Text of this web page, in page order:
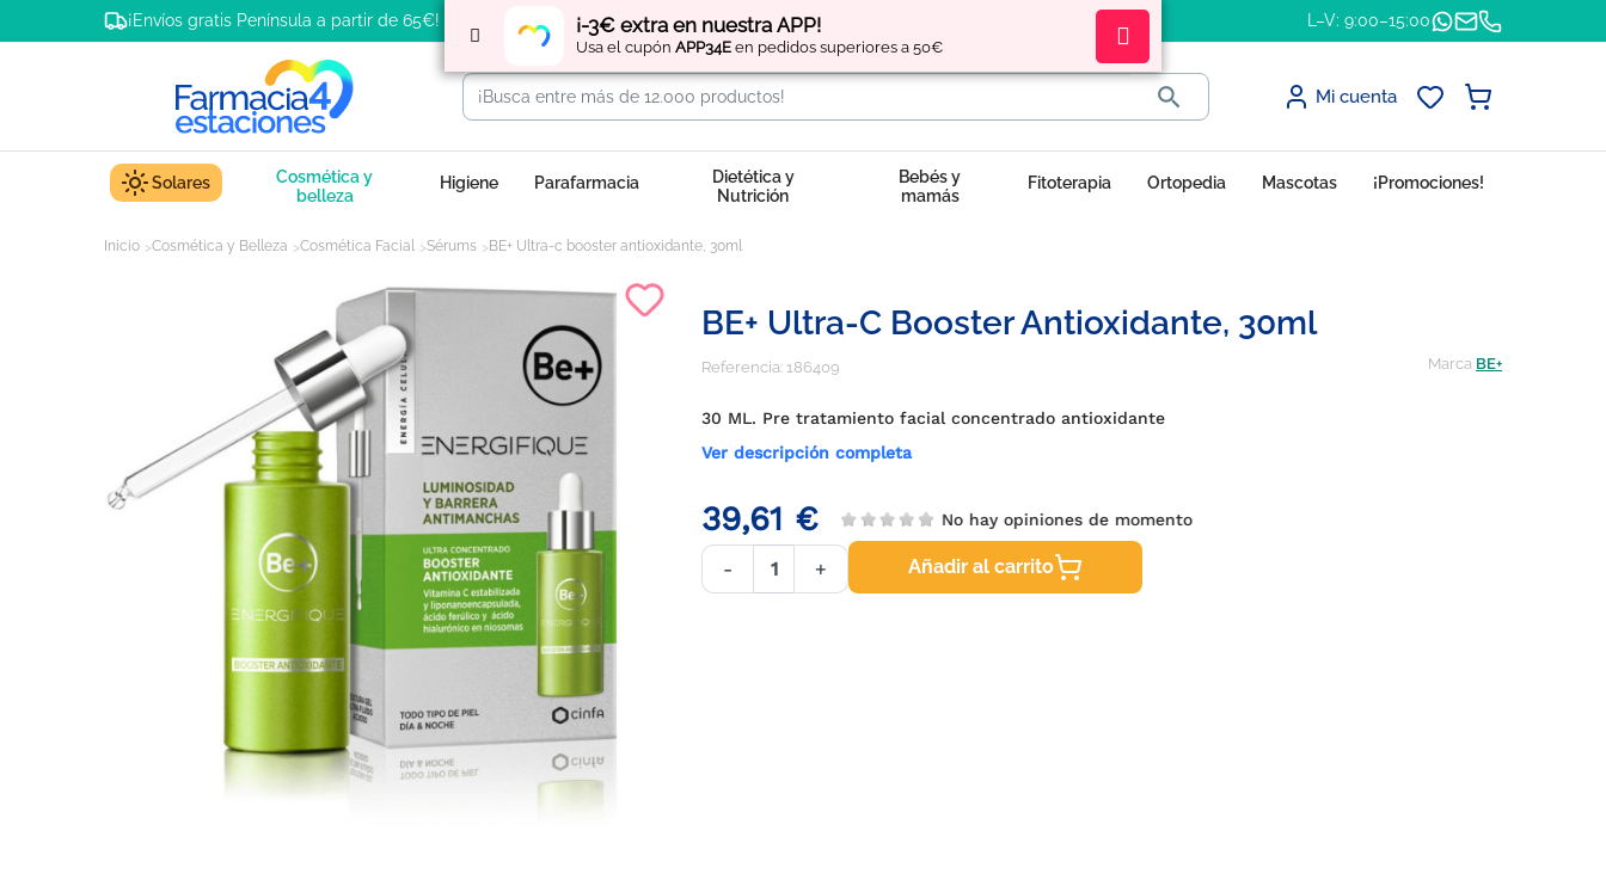
¡-3€ extra en nuestra APP!
Usa el cupón APP34E en pedidos superiores a 50€
¡Envíos gratis Península a partir de 65€! Regístratey obtén L–V: 9:00–15:00
 Mi cuenta
Solares
Cosmética y
belleza
Higiene Parafarmacia
Dietética y
Nutrición
Bebés y
mamás
Fitoterapia Ortopedia Mascotas ¡Promociones!
Inicio Cosmética y Belleza Cosmética Facial Sérums BE+ Ultra-c booster antioxidante, 30ml
BE+ Ultra-C Booster Antioxidante, 30ml
Referencia: 186409 Marca BE+
30 ML. Pre tratamiento facial concentrado antioxidante
Ver descripción completa
39,61 € No hay opiniones de momento
- + Añadir al carrito